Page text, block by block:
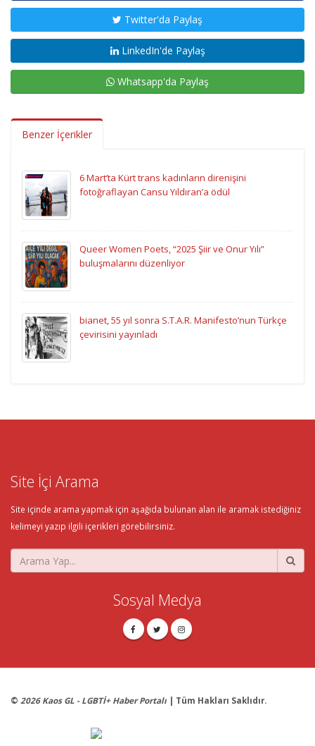
Twitter'da Paylaş
LinkedIn'de Paylaş
Whatsapp'da Paylaş
Benzer İçerikler
6 Mart’ta Kürt trans kadınların direnişini
fotoğraflayan Cansu Yıldıran’a ödül
Queer Women Poets, “2025 Şiir ve Onur Yılı”
buluşmalarını düzenliyor
bianet, 55 yıl sonra S.T.A.R. Manifesto’nun Türkçe
çevirisini yayınladı
Site İçi Arama
Site içinde arama yapmak için aşağıda bulunan alan ile aramak istediğiniz
kelimeyi yazıp ilgili içerikleri görebilirsiniz.
Sosyal Medya
© 2026 Kaos GL - LGBTİ+ Haber Portalı | Tüm Hakları Saklıdır.